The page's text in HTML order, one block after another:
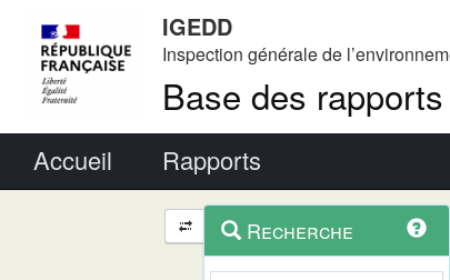
IGEDD
Inspection générale de
Base des
Accueil Rapports
Navigation
et
outils
contextuel
Recherche